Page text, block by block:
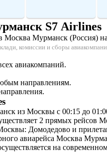
S7 Airlines
Мурманск (Россия)
комиссии и сборы
авиакомпаний.
направлениям.
из Москвы с 00:15 до
2 прямых рейсов
Домодедово и
авиарейса Москва
на